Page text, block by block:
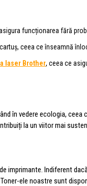
funcționarea fără
ceea ce înseamnă
laser Brother, ceea ce
în vedere ecologia, ceea
la un viitor mai
imprimante. Indiferent
ele noastre sunt